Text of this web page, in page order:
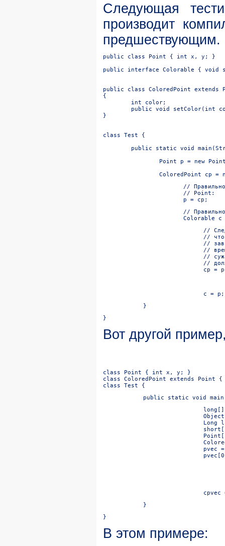
Следующая
производит
предшествующим.
public class Point { int x, y; }
public interface Colorable {
public class ColoredPoint extends
}
//
// Point:
p = cp;
//
Colorable c
//
// что
//
//
//
//
}
}
Вот другой
class Point { int x, y; }
class ColoredPoint extends
class Test {
public static void
long[]
Long
pvec
cpvec
}
}
В этом примере: